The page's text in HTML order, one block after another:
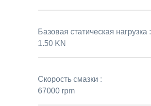
Базовая статическая нагрузка :
1.50 KN
Скорость смазки :
67000 rpm